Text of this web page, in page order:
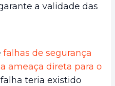
a validade das
falhas de segurança
ameaça direta para o
falha teria existido